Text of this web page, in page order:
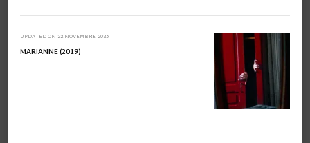
UPDATED ON 22 NOVEMBRE 2023
MARIANNE (2019)